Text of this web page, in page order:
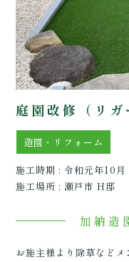
庭園改修（リ
造園・リフォーム
施工時期 : 令和元年10月
施工場所 : 瀬戸市 H邸
加納造
お施主様より除草など